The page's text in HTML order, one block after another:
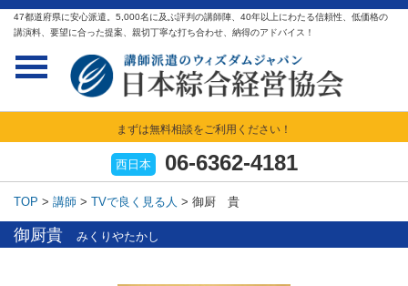
47都道府県に安心派遣。5,000名に及ぶ評判の講師陣、40年以上にわたる信頼性、低価格の
講演料、要望に合った提案、親切丁寧な打ち合わせ、納得のアドバイス！
まずは無料相談をご利用ください！
西日本 06-6362-4181
TOP > 講師 > TVで良く見る人 > 御厨 貴
御厨貴 みくりやたかし